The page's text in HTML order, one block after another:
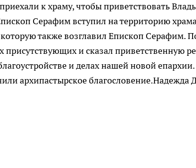
к храму, чтобы приветствовать
Серафим вступил на территорию
также возглавил Епископ Серафим.
присутствующих и сказал приветственную
и делах нашей новой епархии.
архипастырское благословение.Надежда